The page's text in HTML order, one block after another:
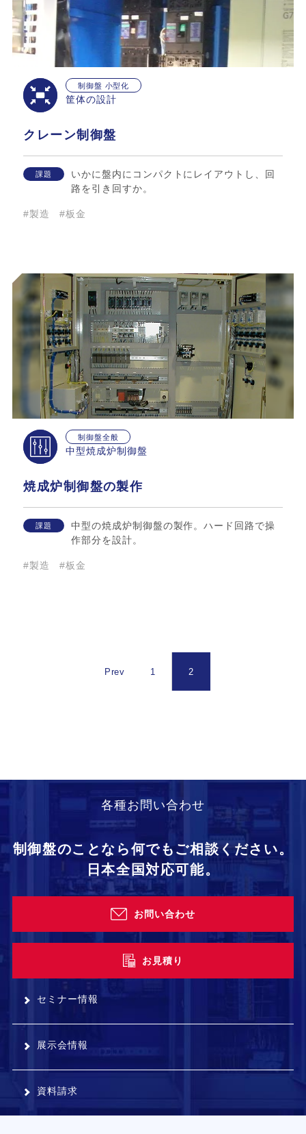
制御盤 小型化
筐体の設計
クレーン制御盤
課題
いかに盤内にコンパクトにレイアウトし、回
路を引き回すか。
#製造 #板金
制御盤全般
中型焼成炉制御盤
焼成炉制御盤の製作
課題
中型の焼成炉制御盤の製作。ハード回路で操
作部分を設計。
#製造 #板金
Prev 1 2
各種お問い合わせ
制御盤のことなら何でもご相談ください。
日本全国対応可能。
お問い合わせ
お見積り
セミナー情報
展示会情報
資料請求